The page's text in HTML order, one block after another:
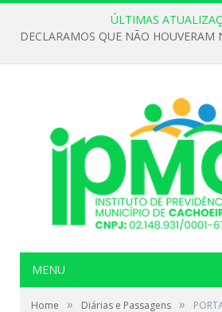
ÚLTIMAS
MENU
Home » Diárias e Passagens »